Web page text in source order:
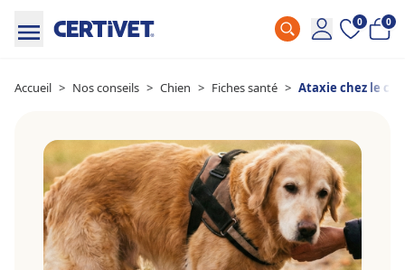
0 0
Accueil > Nos conseils > Chien > Fiches santé > Ataxie chez le